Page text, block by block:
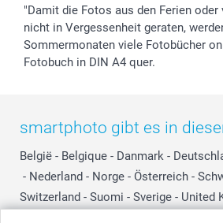
"Damit die Fotos aus den Ferien
nicht in Vergessenheit geraten,
Sommermonaten viele Fotobücher
Fotobuch in DIN A4 quer.
smartphoto gibt es in
België - Belgique - Danmark -
- Nederland - Norge - Österreich -
Switzerland - Suomi - Sverige - United
Other Countries